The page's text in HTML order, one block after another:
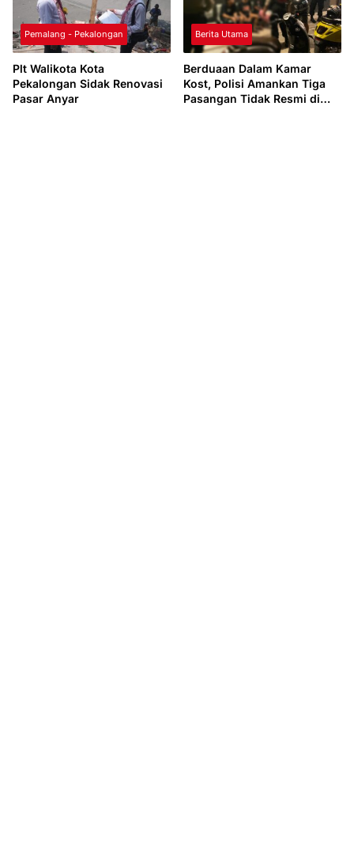
Pemalang - Pekalongan
Plt Walikota Kota
Pekalongan Sidak Renovasi
Pasar Anyar
Berita Utama
Berduaan Dalam Kamar
Kost, Polisi Amankan Tiga
Pasangan Tidak Resmi di